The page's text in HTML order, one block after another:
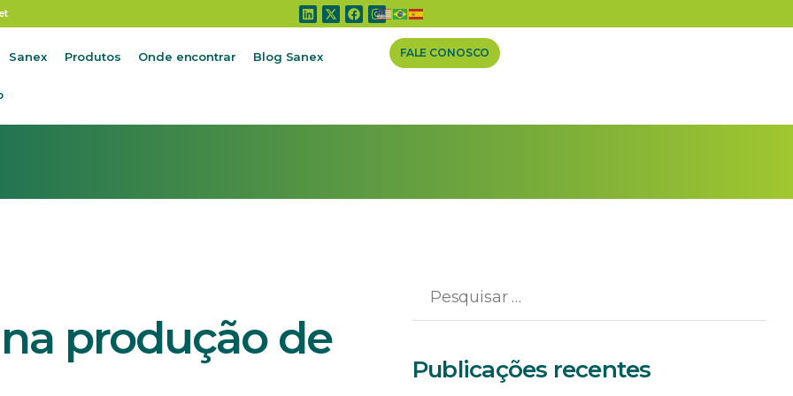
Sanex Produtos Onde encontrar Blog Sanex FALE CONOSCO
de aves e suínos
produção de
Publicações recentes